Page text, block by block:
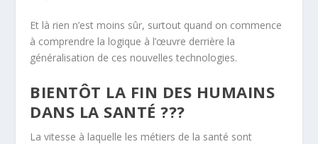
Et là rien n’est moins sûr, surtout quand on commence
à comprendre la logique à l’œuvre derrière la
généralisation de ces nouvelles technologies.
BIENTÔT LA FIN DES HUMAINS
DANS LA SANTÉ ???
La vitesse à laquelle les métiers de la santé sont